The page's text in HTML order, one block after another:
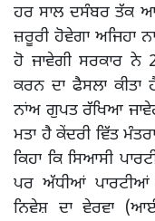
ਹਰ ਸਾਲ ਦਸੰਬਰ ਤੱਕ
ਜ਼ਰੂਰੀ ਹੋਵੇਗਾ ਅਜਿਹਾ
ਹੋ ਜਾਵੇਗੀ ਸਰਕਾਰ ਨੇ
ਕਰਨ ਦਾ ਫੈਸਲਾ
ਨਾਂਅ ਗੁਪਤ ਰੱਖਿਆ
ਮਤਾ ਹੈ ਕੇਂਦਰੀ ਵਿੱਤ
ਕਿਹਾ ਕਿ ਸਿਆਸੀ
ਪਰ ਅੱਧੀਆਂ
ਨਿਵੇਸ਼ ਦਾ ਵੇਰਵਾ